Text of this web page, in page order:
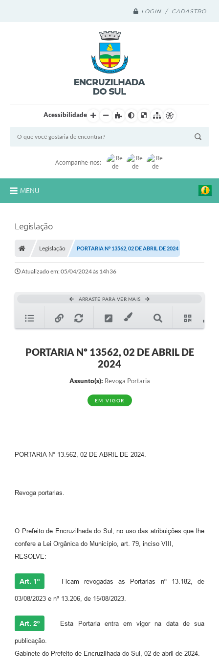
LOGIN / CADASTRO
Acessibilidade
Acompanhe-nos:
MENU
A Prefeitura
Município
Turismo
Transparência
1DOC
PARCEIROS
Contato
Relação de Medicamentos
Relatório Ouvidoria 2022
Relatório Ouvidoria 2024
Galeria de Fotos
Negócios
Legislação
Legislação PORTARIA Nº 13562, 02 DE ABRIL DE 2024
Atualizado em: 05/04/2024 às 14h36
ARRASTE PARA VER MAIS
PORTARIA Nº 13562, 02 DE ABRIL DE
2024
Assunto(s): Revoga Portaria
EM VIGOR
PORTARIA N° 13.562, 02 DE ABRIL DE 2024.
Revoga portarias.
O Prefeito de Encruzilhada do Sul, no uso das atribuições que lhe
confere a Lei Orgânica do Município, art. 79, inciso VIII,
RESOLVE:
Art. 1º Ficam revogadas as Portarias nº 13.182, de
03/08/2023 e nº 13.206, de 15/08/2023.
Art. 2º Esta Portaria entra em vigor na data de sua
publicação.
Gabinete do Prefeito de Encruzilhada do Sul, 02 de abril de 2024.